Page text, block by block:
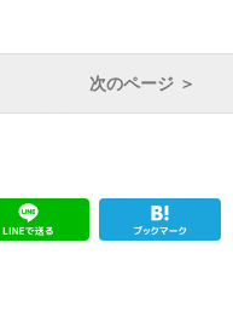
次のページ ＞